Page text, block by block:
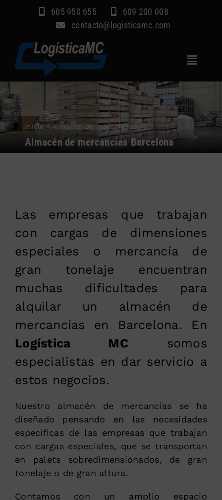
605 950 655
609 200 008
contacto@logisticamc.com
Toggle
Servicios
Sectores
Inicio» Almacén de mercancías
Almacén de mercancías Barcelona
Las empresas que trabajan
con cargas de dimensiones
especiales o mercancía de
gran tonelaje encuentran
muchas dificultades para
alquilar un almacén de
mercancías en Barcelona. En
Logística MC somos
especialistas en dar servicio a
estos negocios.
Nuestro almacén de mercancías se ha
diseñado pensando en las necesidades
específicas de las empresas que trabajan
con cargas especiales, que se transportan
en palets sobredimensionados, de gran
tonelaje o de gran altura.
Contamos con un amplio espacio